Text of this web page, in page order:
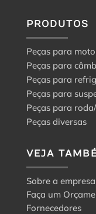
PRODUTOS
Peças para
Peças para
Peças para
Peças para
Peças para
Peças diversas
VEJA
Sobre a empresa
Faça um
Fornecedores